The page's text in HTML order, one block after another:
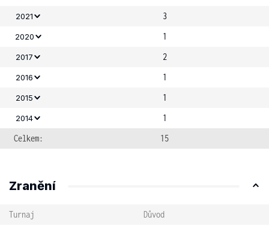
2021 3
2020 1
2017 2
2016 1
2015 1
2014
1
Celkem:
15
Zranění
Turnaj
Důvod